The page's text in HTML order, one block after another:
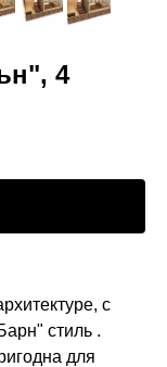
4
с
стиль .
для